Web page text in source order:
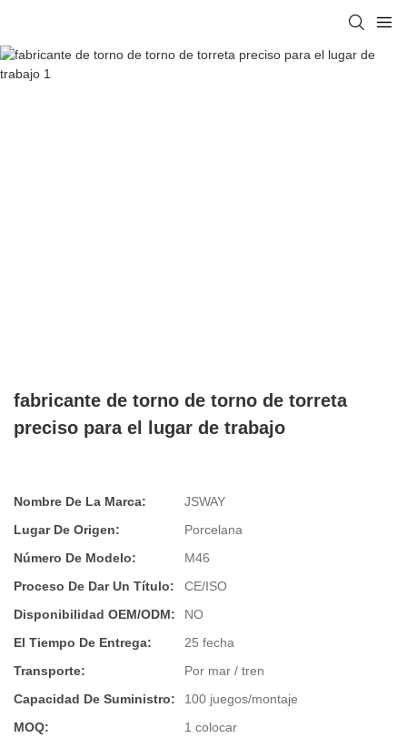
fabricante de torno de torno de torreta
preciso para el lugar de trabajo
Nombre De La Marca:
JSWAY
Lugar De Origen:
Porcelana
Número De Modelo:
M46
Proceso De Dar Un Título:
CE/ISO
Disponibilidad OEM/ODM:
NO
El Tiempo De Entrega:
25 fecha
Transporte:
Por mar / tren
Capacidad De Suministro:
100 juegos/montaje
MOQ:
1 colocar